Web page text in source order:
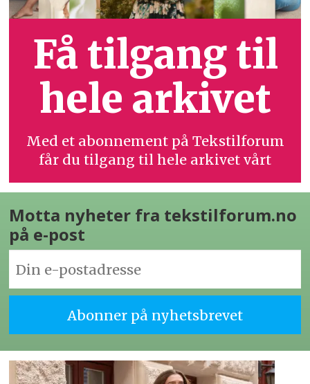
Få tilgang til
hele arkivet
Med et abonnement på Tekstilforum
får du tilgang til hele arkivet vårt
Motta nyheter fra tekstilforum.no
på e-post